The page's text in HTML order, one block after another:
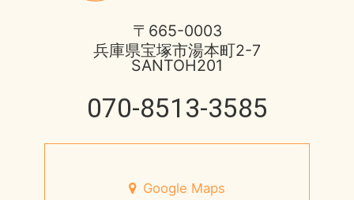
円形脱毛症
宝塚市 不安神経症 50代 男性
脳と腸の関わり
心身不二
〒665-0003
兵庫県宝塚市湯本町2-7
SANTOH201
070-8513-3585
Google Maps